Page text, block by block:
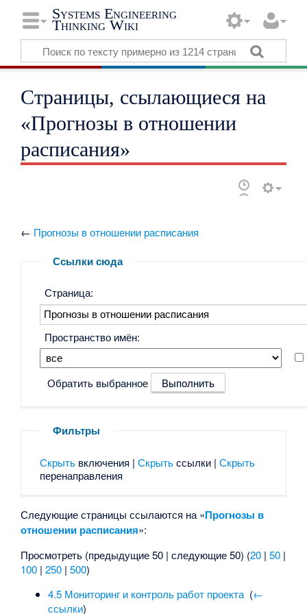
Systems Engineering
Thinking Wiki
Страницы, ссылающиеся на
«Прогнозы в отношении
расписания»
← Прогнозы в отношении расписания
Ссылки сюда
Страница:
Пространство имён:
Обратить выбранное
Фильтры
Скрытьвключения | Скрытьссылки | Скрыть
перенаправления
Следующие страницы ссылаются на «Прогнозы в
отношении расписания»:
Просмотреть (предыдущие 50 | следующие 50) (20 |50 |
100 |250 |500)
4.5 Мониторинг и контроль работ проекта‎ (←
ссылки)